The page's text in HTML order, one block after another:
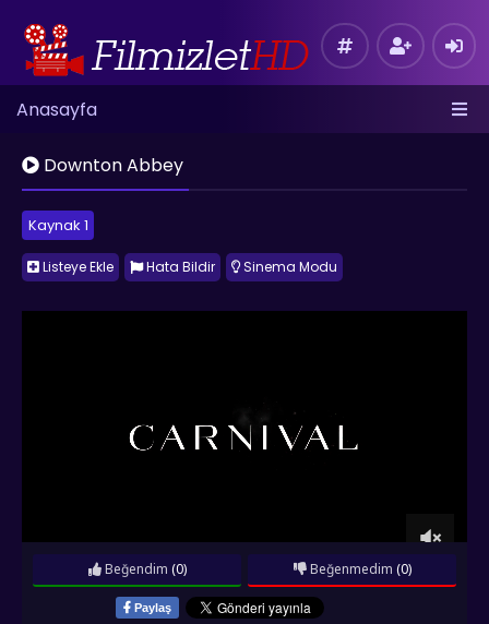
Anasayfa
Downton Abbey
Kaynak 1
Listeye Ekle Hata Bildir Sinema Modu
Paylaş
Beğendim (0) Beğenmedim (0)